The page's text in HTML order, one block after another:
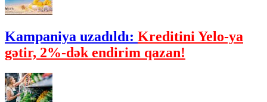
Kampaniya uzadıldı: Kreditini Yelo-ya
gətir, 2%-dək endirim qazan!